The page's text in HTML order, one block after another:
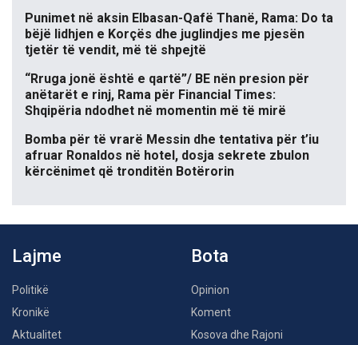
Punimet në aksin Elbasan-Qafë Thanë, Rama: Do ta
bëjë lidhjen e Korçës dhe juglindjes me pjesën
tjetër të vendit, më të shpejtë
“Rruga jonë është e qartë”/ BE nën presion për
anëtarët e rinj, Rama për Financial Times:
Shqipëria ndodhet në momentin më të mirë
Bomba për të vrarë Messin dhe tentativa për t’iu
afruar Ronaldos në hotel, dosja sekrete zbulon
kërcënimet që tronditën Botërorin
Lajme
Politikë
Kronikë
Aktualitet
Bota
Opinion
Koment
Kosova dhe Rajoni